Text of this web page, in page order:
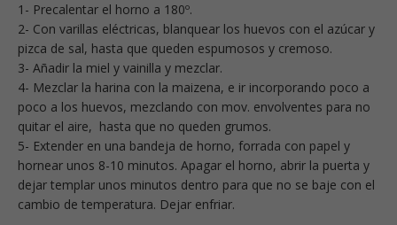
1- Precalentar el horno a 180º.
2- Con varillas eléctricas, blanquear los huevos con el azúcar y
pizca de sal, hasta que queden espumosos y cremoso.
3- Añadir la miel y vainilla y mezclar.
4- Mezclar la harina con la maizena, e ir incorporando poco a
poco a los huevos, mezclando con mov. envolventes para no
quitar el aire, hasta que no queden grumos.
5- Extender en una bandeja de horno, forrada con papel y
hornear unos 8-10 minutos. Apagar el horno, abrir la puerta y
dejar templar unos minutos dentro para que no se baje con el
cambio de temperatura. Dejar enfriar.